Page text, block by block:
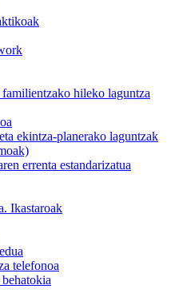
familientzako hileko laguntza
ekintza-planerako laguntzak
errenta estandarizatua
Ikastaroak
telefonoa